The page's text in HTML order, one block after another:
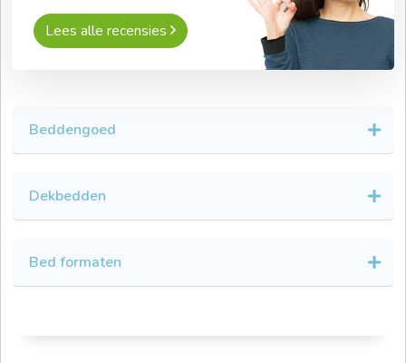
Lees alle recensies
Beddengoed
Dekbedden
Bed formaten